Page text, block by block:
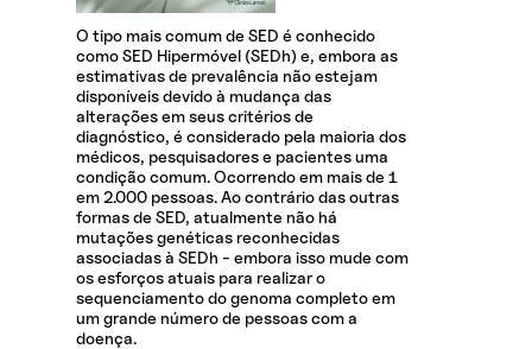
O tipo mais comum de SED é conhecido
como SED Hipermóvel (SEDh) e, embora as
estimativas de prevalência não estejam
disponíveis devido à mudança das
alterações em seus critérios de
diagnóstico, é considerado pela maioria dos
médicos, pesquisadores e pacientes uma
condição comum. Ocorrendo em mais de 1
em 2.000 pessoas. Ao contrário das outras
formas de SED, atualmente não há
mutações genéticas reconhecidas
associadas à SEDh - embora isso mude com
os esforços atuais para realizar o
sequenciamento do genoma completo em
um grande número de pessoas com a
doença.